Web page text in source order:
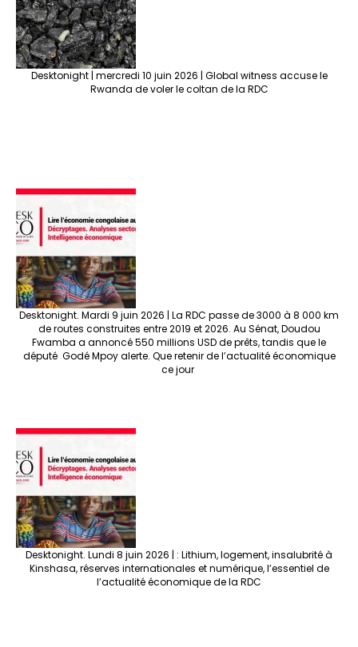
Desktonight | mercredi 10 juin 2026 | Global witness accuse le
Rwanda de voler le coltan de la RDC
Desktonight. Mardi 9 juin 2026 | La RDC passe de 3000 à 8 000 km
de routes construites entre 2019 et 2026. Au Sénat, Doudou
Fwamba a annoncé 550 millions USD de prêts, tandis que le
député Godé Mpoy alerte. Que retenir de l’actualité économique
ce jour
Desktonight. Lundi 8 juin 2026 | : Lithium, logement, insalubrité à
Kinshasa, réserves internationales et numérique, l’essentiel de
l’actualité économique de la RDC